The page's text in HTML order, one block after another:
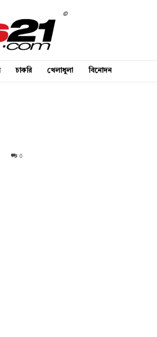
©
চাকরি খেলাধুলা বিনোদন
0